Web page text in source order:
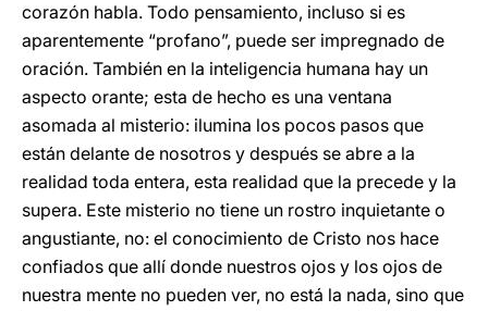
corazón habla. Todo pensamiento, incluso si es
aparentemente “profano”, puede ser impregnado de
oración. También en la inteligencia humana hay un
aspecto orante; esta de hecho es una ventana
asomada al misterio: ilumina los pocos pasos que
están delante de nosotros y después se abre a la
realidad toda entera, esta realidad que la precede y la
supera. Este misterio no tiene un rostro inquietante o
angustiante, no: el conocimiento de Cristo nos hace
confiados que allí donde nuestros ojos y los ojos de
nuestra mente no pueden ver, no está la nada, sino que